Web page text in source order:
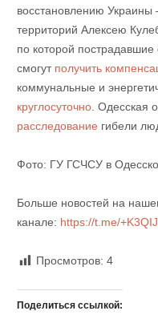
восстановлению Украины
территорий Алексею
по которой
смогут получить
коммунальные и
круглосуточно. Одесская
расследование гибели
Фото: ГУ ГСЧСУ в
Больше новостей на
канале: https://t.me/
Просмотров: 4
Поделиться ссылкой: